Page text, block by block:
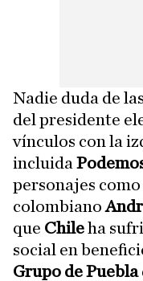
Nadie duda de
del presidente
vínculos con la
incluida
personajes
colombiano
que Chileha
social en
Grupo de Puebla